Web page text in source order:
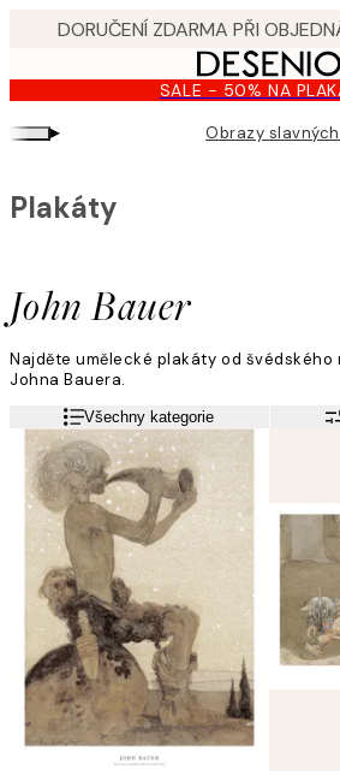
content.
SALE - 50% NA
▸ Obrazy
John Bauer
Plakáty
Najděte umělecké plakáty od
Johna Bauera.
Je známý především díky svým
skřítky a trolly“.
Přečtěte si víceVšechny kategorie